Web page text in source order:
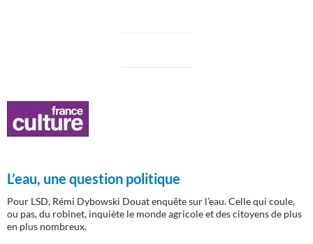
L’eau, une question politique
Pour LSD, Rémi Dybowski Douat enquête sur l’eau. Celle qui coule,
ou pas, du robinet, inquiète le monde agricole et des citoyens de plus
en plus nombreux.